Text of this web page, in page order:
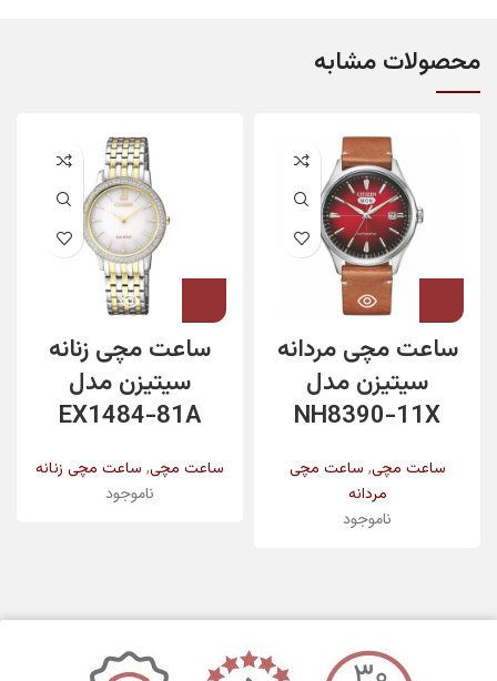
محصولات مشابه
ساعت مچی مردانه
سیتیزن مدل
NH8390-11X
ساعت مچی, ساعت مچی
مردانه
ناموجود
ساعت مچی زنانه
سیتیزن مدل
EX1484-81A
ساعت مچی, ساعت مچی زنانه
ناموجود